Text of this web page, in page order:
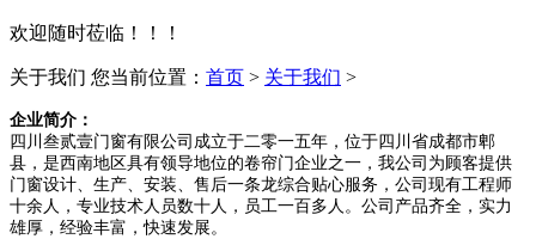
欢迎随时莅临！！！
关于我们 您当前位置： 首页 > 关于我们 >
企业简介：
四川叁贰壹门窗有限公司成立于二零一五年，位于四川省成都市郫
县，是西南地区具有领导地位的卷帘门企业之一，我公司为顾客提供
门窗设计、生产、安装、售后一条龙综合贴心服务，公司现有工程师
十余人，专业技术人员数十人，员工一百多人。公司产品齐全，实力
雄厚，经验丰富，快速发展。